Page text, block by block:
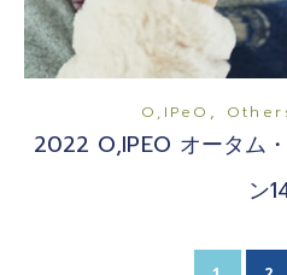
O,iPeO ,
2022 O,IPEO オータム
ン